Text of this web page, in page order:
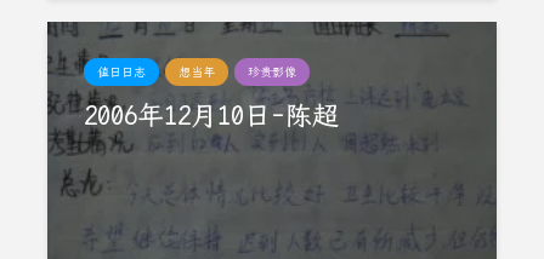
值日日志 想当年 珍贵影像
2006年12月10日-陈超